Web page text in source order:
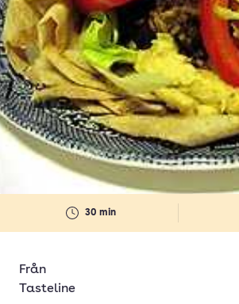
30 min
Från
Tasteline